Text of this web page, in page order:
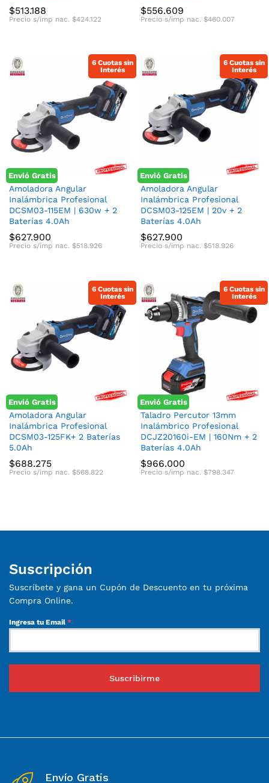
$513.188
Precio s/imp nac. $424.122
$556.609
Precio s/imp nac. $460.007
6 Cuotas sin
Interés
Envió Gratis
Amoladora Angular
Inalámbrica Profesional
DCSM03-115EM | 630w + 2
Baterías 4.0Ah
$627.900
Precio s/imp nac. $518.926
6 Cuotas sin
Interés
Envió Gratis
Amoladora Angular
Inalámbrica Profesional
DCSM03-125EM | 20v + 2
Baterías 4.0Ah
$627.900
Precio s/imp nac. $518.926
6 Cuotas sin
Interés
Envió Gratis
Amoladora Angular
Inalámbrica Profesional
DCSM03-125FK+ 2 Baterías
5.0Ah
$688.275
Precio s/imp nac. $568.822
6 Cuotas sin
Interés
Envió Gratis
Taladro Percutor 13mm
Inalámbrico Profesional
DCJZ20160i-EM | 160Nm + 2
Baterías 4.0Ah
$966.000
Precio s/imp nac. $798.347
Suscripción
Suscríbete y gana un Cupón de Descuento en tu próxima
Compra Online.
Ingresa tu Email *
Suscribirme
Envío Gratis